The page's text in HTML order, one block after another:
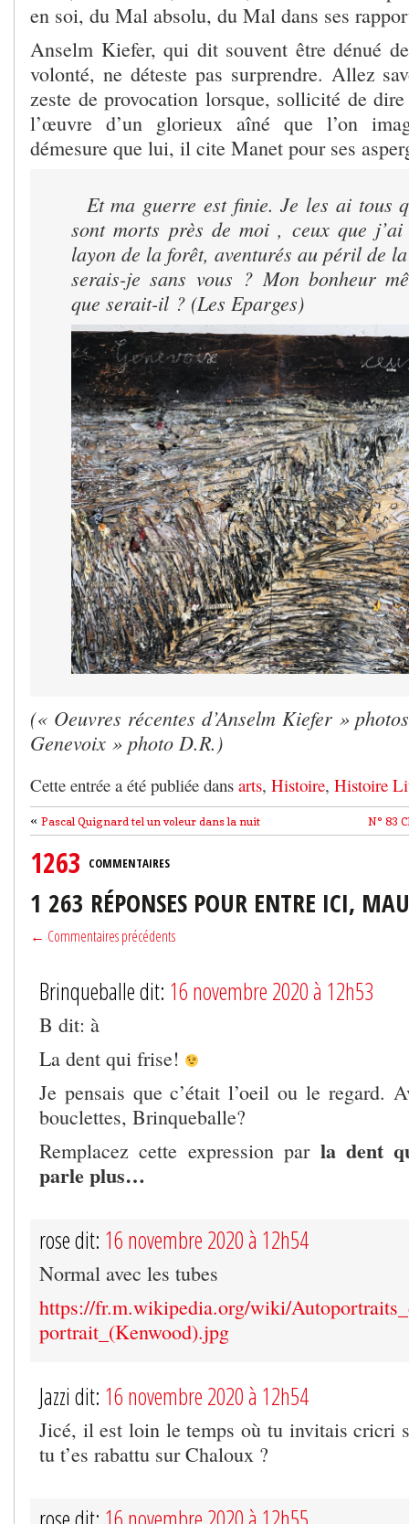
en soi, du Mal absolu, du Mal dans ses
Anselm Kiefer, qui dit souvent être dénué
volonté, ne déteste pas surprendre. Allez
zeste de provocation lorsque, sollicité de
l’œuvre d’un glorieux aîné que l’on
démesure que lui, il cite Manet pour ses
Et ma guerre est finie. Je les ai tous
sont morts près de moi , ceux que
layon de la forêt, aventurés au péril de
serais-je sans vous ? Mon bonheur
que serait-il ? (Les Eparges)
(« Oeuvres récentes d’Anselm Kiefer »
Genevoix » photo D.R.)
Cette entrée a été publiée dans arts, Histoire, Histoire
N° 83
« Pascal Quignard tel un voleur dans la nuit
1263 COMMENTAIRES
1 263 RÉPONSES POUR ENTRE ICI,
← Commentaires précédents
Brinqueballe dit: 16 novembre 2020 à 12h53
B dit: à
La dent qui frise!
Je pensais que c’était l’oeil ou le regard.
bouclettes, Brinqueballe?
Remplacez cette expression par la dent
parle plus…
rose dit: 16 novembre 2020 à 12h54
Normal avec les tubes
https://fr.m.wikipedia.org/wiki/
portrait_(Kenwood).jpg
Jazzi dit: 16 novembre 2020 à 12h54
Jicé, il est loin le temps où tu invitais cricri
tu t’es rabattu sur Chaloux ?